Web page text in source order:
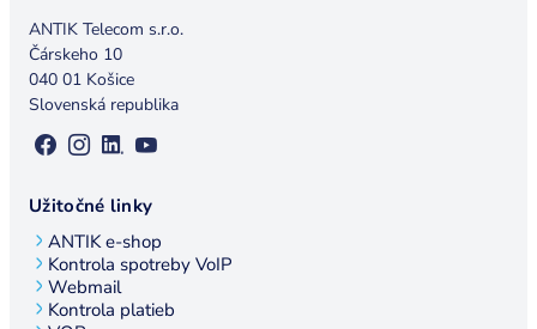
ANTIK Telecom s.r.o.
Čárskeho 10
040 01 Košice
Slovenská republika
Užitočné linky
ANTIK e-shop
Kontrola spotreby VoIP
Webmail
Kontrola platieb